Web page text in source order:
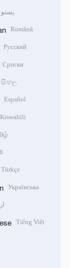
پښتو
Română
Русский
Српски
සිංහල
Español
Kiswahili
Türkçe
Українська
Tiếng Việt